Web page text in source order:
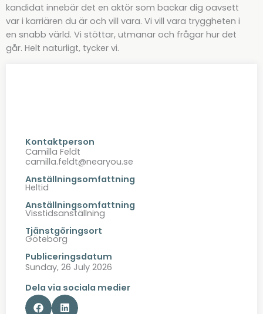
kandidat innebär det en aktör som backar dig oavsett
var i karriären du är och vill vara. Vi vill vara tryggheten i
en snabb värld. Vi stöttar, utmanar och frågar hur det
går. Helt naturligt, tycker vi.
Kontaktperson
Camilla Feldt
camilla.feldt@nearyou.se
Anställningsomfattning
Heltid
Anställningsomfattning
Visstidsanställning
Tjänstgöringsort
Göteborg
Publiceringsdatum
Sunday, 26 July 2026
Dela via sociala medier